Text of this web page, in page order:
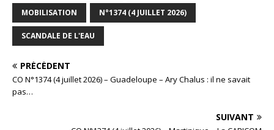
MOBILISATION N°1374 (4 JUILLET 2026)
SCANDALE DE L'EAU
PRÉCÉDENT
CO N°1374 (4 juillet 2026) – Guadeloupe – Ary Chalus : il ne savait
pas…
SUIVANT